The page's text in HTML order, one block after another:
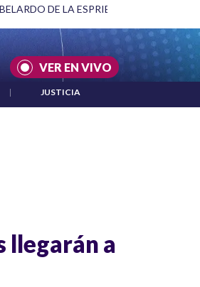
DE LA ESPRIELLA Y DMG
VER EN VIVO
| JUSTICIA
llegarán a